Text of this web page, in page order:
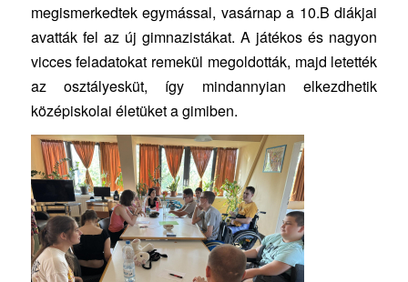
megismerkedtek egymással, vasárnap a 10.B diákjai
avatták fel az új gimnazistákat. A játékos és nagyon
vicces feladatokat remekül megoldották, majd letették
az osztályesküt, így mindannyian elkezdhetik
középiskolai életüket a gimiben.